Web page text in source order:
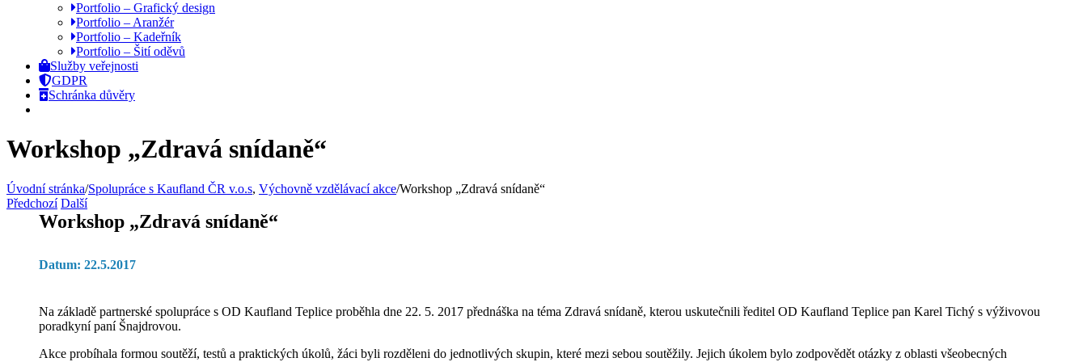
Portfolio – Grafický design
Portfolio – Aranžér
Portfolio – Kadeřník
Portfolio – Šití oděvů
Služby veřejnosti
GDPR
Schránka důvěry
Workshop „Zdravá snídaně“
Úvodní stránka/Spolupráce s Kaufland ČR v.o.s, Výchovně vzdělávací akce/Workshop „Zdravá snídaně“
Předchozí Další
Workshop „Zdravá snídaně“
Datum: 22.5.2017
Na základě partnerské spolupráce s OD Kaufland Teplice proběhla dne 22. 5. 2017 přednáška na téma Zdravá snídaně, kterou uskutečnili ředitel OD Kaufland Teplice pan Karel Tichý s výživovou
poradkyní paní Šnajdrovou.
Akce probíhala formou soutěží, testů a praktických úkolů, žáci byli rozděleni do jednotlivých skupin, které mezi sebou soutěžily. Jejich úkolem bylo zodpovědět otázky z oblasti všeobecných